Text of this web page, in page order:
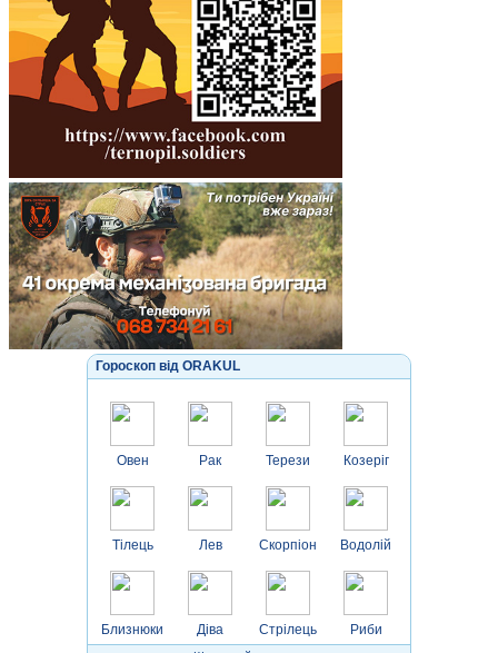
Гороскоп від ORAKUL
Овен
Тілець
Близнюки
Рак
Лев
Діва
Терези
Скорпіон
Стрілець
Козеріг
Водолій
Риби